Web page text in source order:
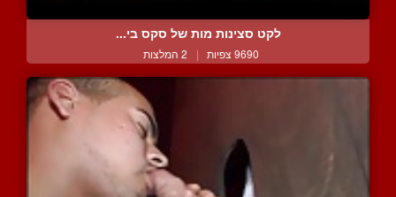
לקט סצינות מות של סקס בי...
9690 צפיות | 2 המלצות